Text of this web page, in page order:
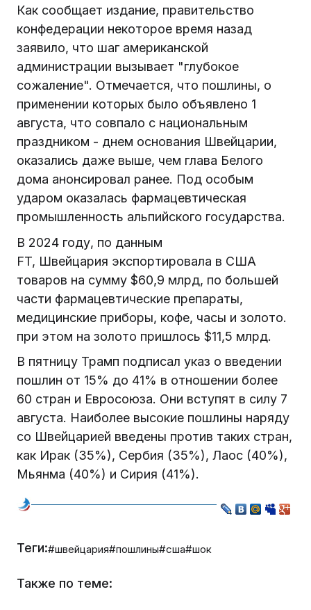
Как сообщает издание, правительство
конфедерации некоторое время назад
заявило, что шаг американской
администрации вызывает "глубокое
сожаление". Отмечается, что пошлины, о
применении которых было объявлено 1
августа, что совпало с национальным
праздником - днем основания Швейцарии,
оказались даже выше, чем глава Белого
дома анонсировал ранее. Под особым
ударом оказалась фармацевтическая
промышленность альпийского государства.
В 2024 году, по данным
FT, Швейцария экспортировала в США
товаров на сумму $60,9 млрд, по большей
части фармацевтические препараты,
медицинские приборы, кофе, часы и золото.
при этом на золото пришлось $11,5 млрд.
В пятницу Трамп подписал указ о введении
пошлин от 15% до 41% в отношении более
60 стран и Евросоюза. Они вступят в силу 7
августа. Наиболее высокие пошлины наряду
со Швейцарией введены против таких стран,
как Ирак (35%), Сербия (35%), Лаос (40%),
Мьянма (40%) и Сирия (41%).
Теги:#швейцария#пошлины#сша#шок
Также по теме: